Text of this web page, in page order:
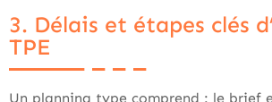
3. Délais et étapes clés
TPE
Un planning type comprend : le brief